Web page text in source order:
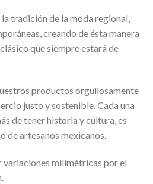
tradición de la moda regional,
creando de ésta manera
que siempre estará de
productos orgullosamente
justo y sostenible. Cada una
de tener historia y cultura, es
de artesanos mexicanos.
variaciones milimétricas por el